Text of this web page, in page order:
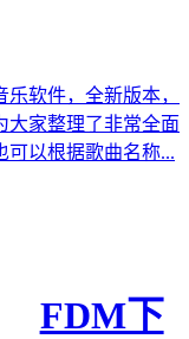
软件，全新版本，
大家整理了非常全面
可以根据歌曲名称...
FDM下